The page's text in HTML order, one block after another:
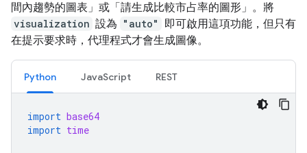
間內趨勢的圖表」或「請生成比較市占率的圖形」。將
visualization 設為 "auto"
即可啟用這項功能，但只有
在提示要求時，代理程式才會生成圖像。
Python JavaScript REST
import base64
import time